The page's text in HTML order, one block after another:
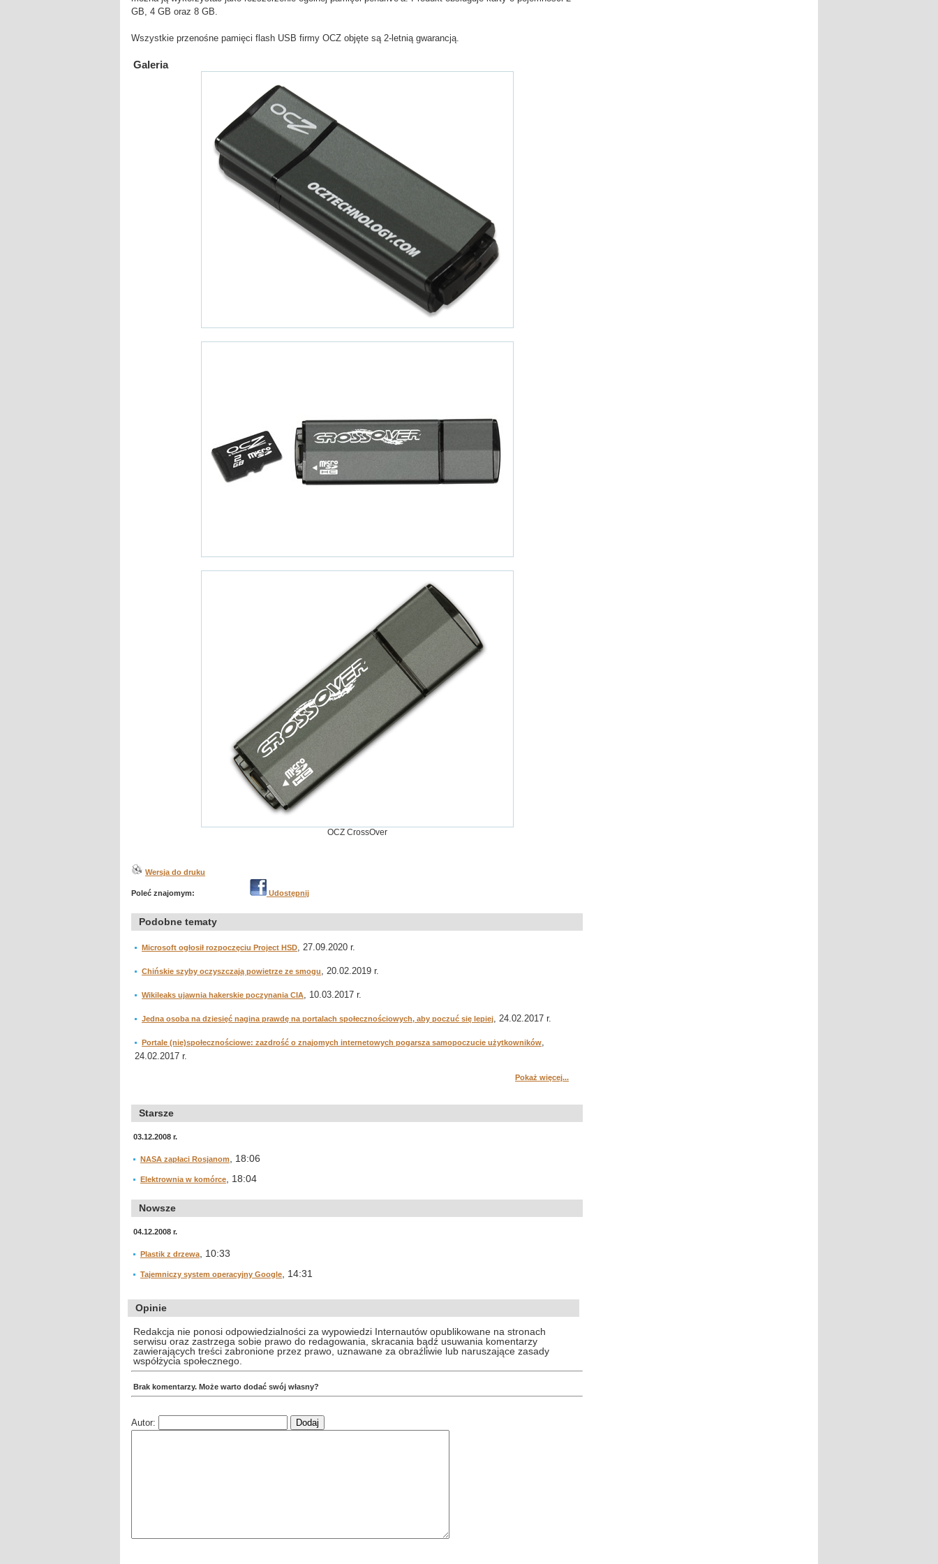
GB, 4 GB oraz 8 GB.
Wszystkie przenośne pamięci flash USB firmy OCZ objęte są 2-letnią gwarancją.
Galeria
OCZ CrossOver
Wersja do druku
Poleć znajomym: Udostępnij
Podobne tematy
Microsoft ogłosił rozpoczęciu Project HSD, 27.09.2020 r.
Chińskie szyby oczyszczają powietrze ze smogu, 20.02.2019 r.
Wikileaks ujawnia hakerskie poczynania CIA, 10.03.2017 r.
Jedna osoba na dziesięć nagina prawdę na portalach społecznościowych, aby poczuć się lepiej, 24.02.2017 r.
Portale (nie)społecznościowe: zazdrość o znajomych internetowych pogarsza samopoczucie użytkowników,
24.02.2017 r.
Pokaż więcej...
Starsze
03.12.2008 r.
NASA zapłaci Rosjanom , 18:06
Elektrownia w komórce , 18:04
Nowsze
04.12.2008 r.
Plastik z drzewa , 10:33
Tajemniczy system operacyjny Google , 14:31
Opinie
Redakcja nie ponosi odpowiedzialności za wypowiedzi Internautów opublikowane na stronach
serwisu oraz zastrzega sobie prawo do redagowania, skracania bądź usuwania komentarzy
zawierających treści zabronione przez prawo, uznawane za obraźliwie lub naruszające zasady
współżycia społecznego.
Brak komentarzy. Może warto dodać swój własny?
Autor: